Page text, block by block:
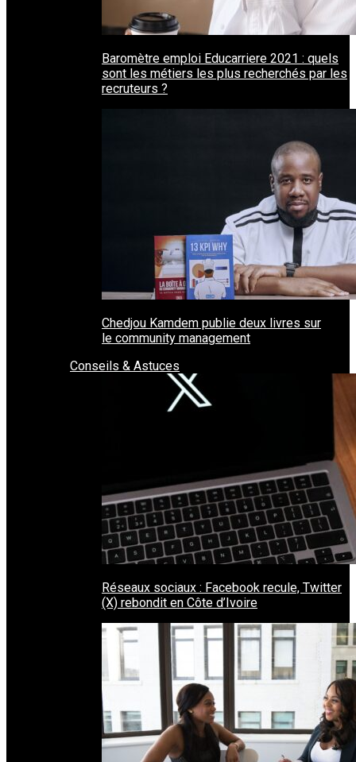
Baromètre emploi Educarriere 2021 : quels
sont les métiers les plus recherchés par les
recruteurs ?
Chedjou Kamdem publie deux livres sur
le community management
Conseils & Astuces
Réseaux sociaux : Facebook recule, Twitter
(X) rebondit en Côte d’Ivoire